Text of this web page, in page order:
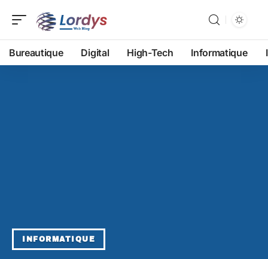
Bureautique Digital High-Tech Informatique
INFORMATIQUE